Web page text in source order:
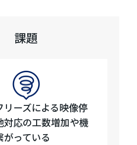
課題
リーズによる映像停
対応の工数増加や機
っている